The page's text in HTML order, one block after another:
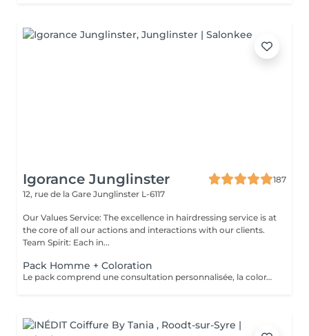
Igorance Junglinster
187
12, rue de la Gare Junglinster L-6117
Our Values Service: The excellence in hairdressing service is at
the core of all our actions and interactions with our clients.
Team Spirit: Each in...
Pack Homme + Coloration
Le pack comprend une consultation personnalisée, la coloration avec les produits LOREAL PROFESSIONNEL , shampooing et conditionneur spécifiques REDKEN , la coupe IGORANCE ( finitions sur cheveux secs) , les produits de styling REDKEN * Tarifs à titre indicatifs à confirmer après la consultation personnalisée établit auprès de votre coiffeur/stylist/spécialiste * La direction se réserve le droit d’apporter des modifications pour le bon fonctionnement du salon